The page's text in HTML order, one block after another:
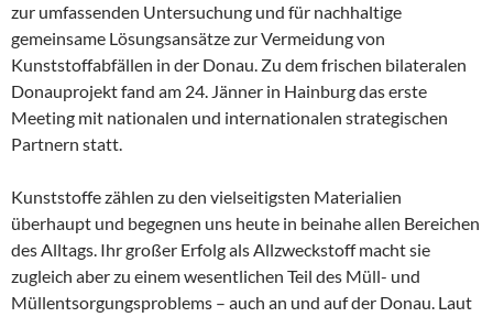
zur umfassenden Untersuchung und für nachhaltige
gemeinsame Lösungsansätze zur Vermeidung von
Kunststoffabfällen in der Donau. Zu dem frischen bilateralen
Donauprojekt fand am 24. Jänner in Hainburg das erste
Meeting mit nationalen und internationalen strategischen
Partnern statt.
Kunststoffe zählen zu den vielseitigsten Materialien
überhaupt und begegnen uns heute in beinahe allen Bereichen
des Alltags. Ihr großer Erfolg als Allzweckstoff macht sie
zugleich aber zu einem wesentlichen Teil des Müll- und
Müllentsorgungsproblems – auch an und auf der Donau. Laut